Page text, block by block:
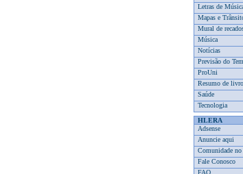
Letras de
Mapas e
Mural de
Música
Notícias
Previsão do
ProUni
Resumo de
Saúde
Tecnologia
HLERA
Adsense
Anuncie aqui
Comunidade
Fale Conosco
FAQ